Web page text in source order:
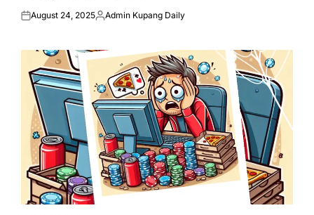
Posted
August 24, 2025Posted
Admin Kupang Daily